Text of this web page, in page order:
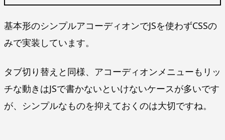
基本形のシンプルアコーディオンでJSを使わずCSSの
みで実装しています。
タブ切り替えと同様、アコーディオンメニューもリッ
チな動きはJSで書かないといけないケースが多いです
が、シンプルなものを抑えておくのは大切ですね。